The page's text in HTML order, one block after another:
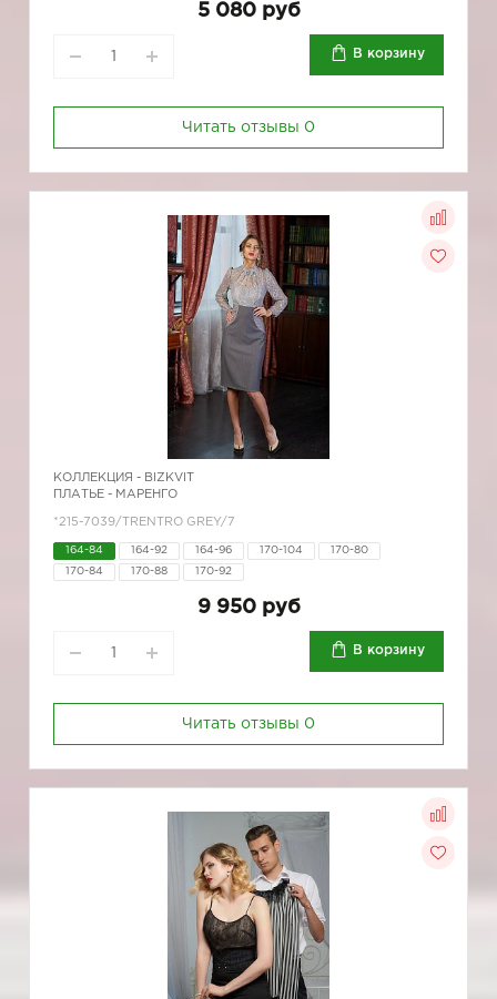
5 080 руб
В корзину
Читать отзывы 0
КОЛЛЕКЦИЯ - BIZKVIT
ПЛАТЬЕ - МАРЕНГО
*215-7039/TRENTRO GREY/7
164-84 164-92 164-96 170-104 170-80
170-84 170-88 170-92
9 950 руб
В корзину
Читать отзывы 0